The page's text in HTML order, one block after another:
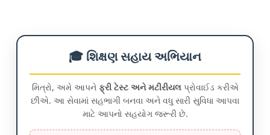
🎓 શિક્ષણ સહાય અભિયાન
મિત્રો, અમે આપને ફ્રી ટેસ્ટ અને મટીરીયલપ્રોવાઈડ કરીએ
છીએ. આ સેવામાં સહભાગી બનવા અને વધુ સારી સુવિધા આપવા
માટે આપનો સહયોગ જરૂરી છે.